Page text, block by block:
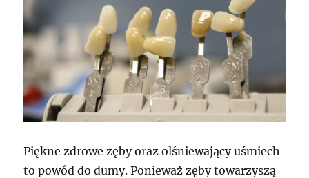
Piękne zdrowe zęby oraz olśniewający uśmiech
to powód do dumy. Ponieważ zęby towarzyszą